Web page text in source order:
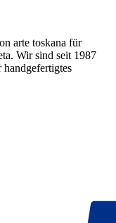
arte toskana für
Wir sind seit 1987
handgefertigtes